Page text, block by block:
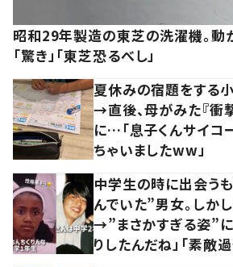
昭和29年製造の東芝の洗濯機。
「驚き」「東芝恐るべし」
夏休みの宿題をする
→直後、母がみた『衝
に…「息子くんサイコ
ちゃいましたww」
中学生の時に出会う
んでいた”男女。しか
→”まさかすぎる姿”
りしたんだね」「素敵過